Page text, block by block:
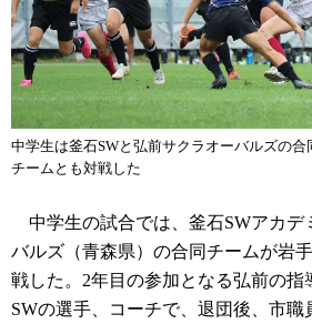
中学生は釜石SWと弘前サクラオーバルズの
チームとも対戦した
中学生の試合では、釜石SWアカデ
バルズ（青森県）の合同チームが岩
戦した。2年目の参加となる弘前の指
SWの選手、コーチで、退団後、市職